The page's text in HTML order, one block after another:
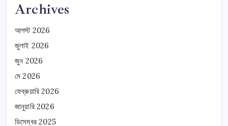
Archives
আগস্ট 2026
জুলাই 2026
জুন 2026
মে 2026
ফেব্রুয়ারি 2026
জানুয়ারি 2026
ডিসেম্বর 2025